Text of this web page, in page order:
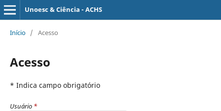
Unoesc & Ciência - ACHS
Início / Acesso
Acesso
* Indica campo obrigatório
Usuário *